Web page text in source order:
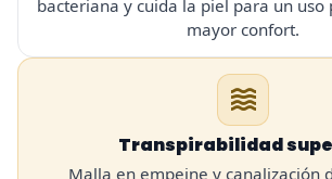
bacteriana y cuida la piel para un uso
mayor confort.
waves
Transpirabilidad
Malla en empeine y canalización